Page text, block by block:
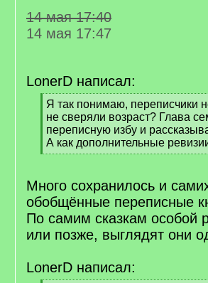
14 мая 17:40
14 мая 17:47
LonerD написал:
[
q
]
Я так понимаю, переписчики
не сверяли возраст? Глава
переписную избу и
А как дополнительные
[
q
]
Много сохранилось и
обобщённые переписные
По самим сказкам особой
или позже, выглядят они
LonerD написал: